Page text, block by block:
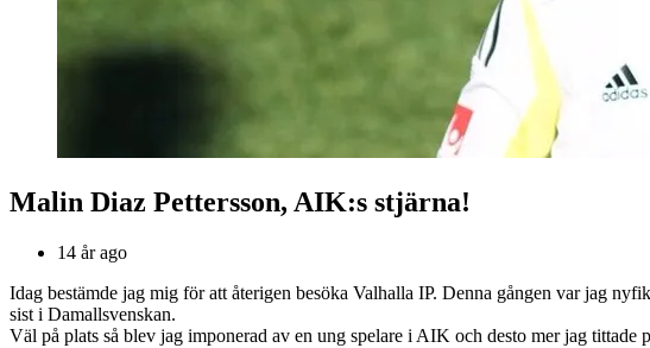
Malin Diaz Pettersson, AIK:s stjärna!
14 år ago
Idag bestämde jag mig för att återigen besöka Valhalla IP. Denna gången var jag
sist i Damallsvenskan.
Väl på plats så blev jag imponerad av en ung spelare i AIK och desto mer jag tittade